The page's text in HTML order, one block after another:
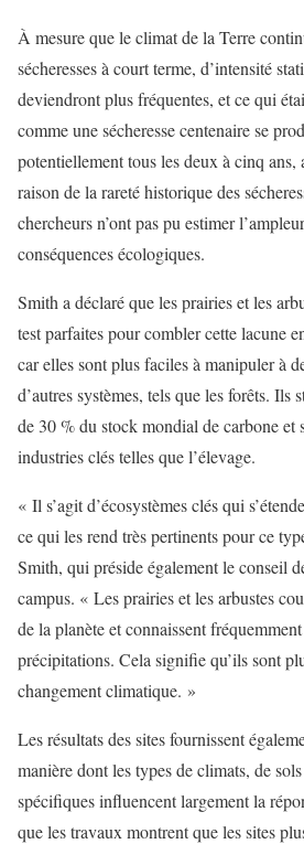
À mesure que le climat de la Terre
sécheresses à court terme, d’intensité
deviendront plus fréquentes, et ce qui
comme une sécheresse centenaire se
potentiellement tous les deux à cinq
raison de la rareté historique des
chercheurs n’ont pas pu estimer
conséquences écologiques.
Smith a déclaré que les prairies et les
test parfaites pour combler cette lacune
car elles sont plus faciles à manipuler à
d’autres systèmes, tels que les forêts. Ils
de 30 % du stock mondial de carbone et
industries clés telles que l’élevage.
« Il s’agit d’écosystèmes clés qui
ce qui les rend très pertinents pour ce
Smith, qui préside également le conseil
campus. « Les prairies et les arbustes
de la planète et connaissent
précipitations. Cela signifie qu’ils sont
changement climatique. »
Les résultats des sites fournissent
manière dont les types de climats, de
spécifiques influencent largement la
que les travaux montrent que les sites